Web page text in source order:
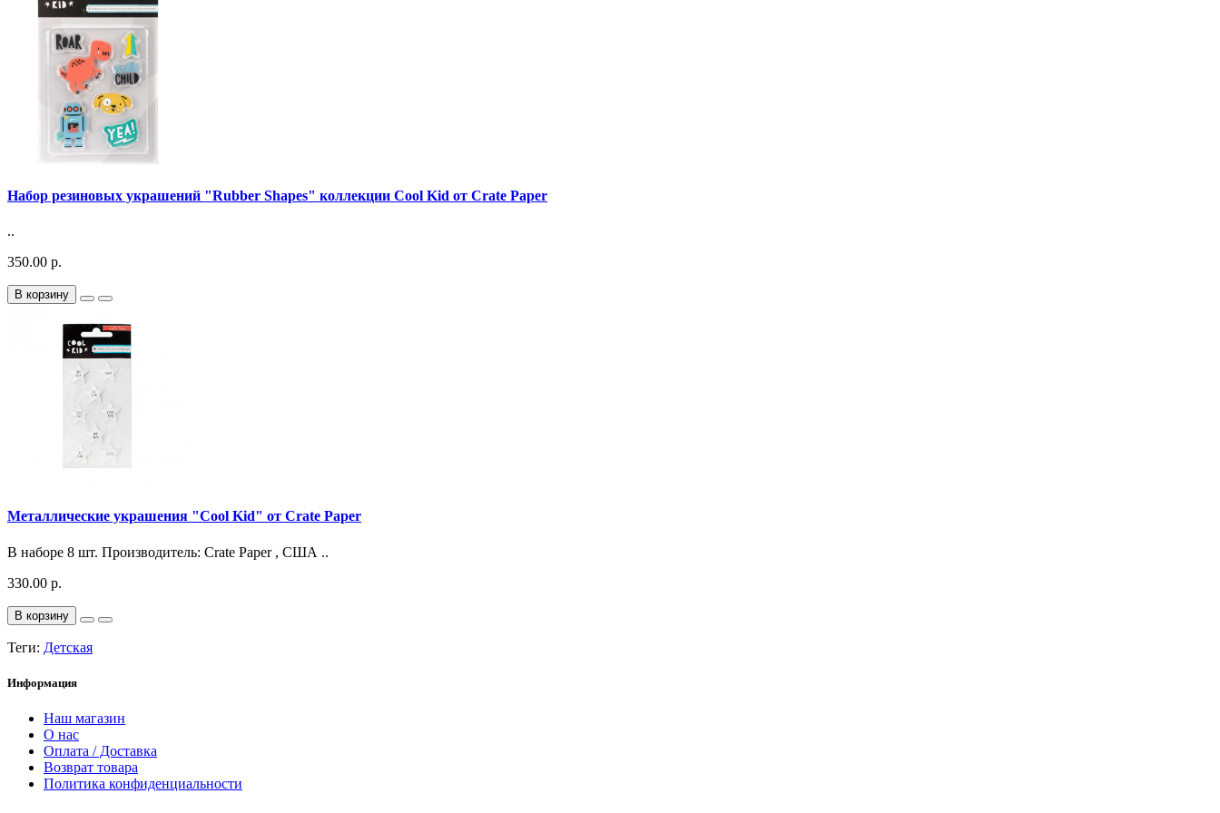
Набор резиновых украшений "Rubber Shapes" коллекции Cool Kid от Crate Paper
..
350.00 р.
В корзину
Металлические украшения "Cool Kid" от Crate Paper
В наборе 8 шт. Производитель: Crate Paper , США ..
330.00 р.
В корзину
Теги: Детская
Информация
Наш магазин
О нас
Оплата / Доставка
Возврат товара
Политика конфиденциальности